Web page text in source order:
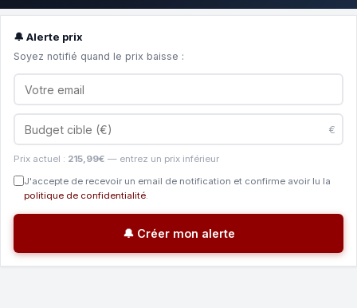
🔔 Alerte prix
Soyez notifié quand le prix baisse :
€
Prix actuel : 215,99€ — entrez un prix inférieur
J'accepte de recevoir un email de notification et confirme avoir lu la
politique de confidentialité.
🔔 Créer mon alerte